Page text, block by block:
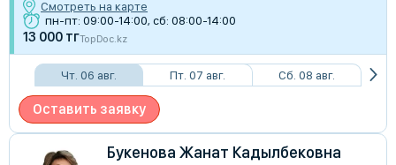
Смотреть на карте
пн-пт: 09:00-14:00, сб: 08:00-14:00
13 000 тгTopDoc.kz
Чт. 06 авг. Пт. 07 авг. Сб. 08 авг.
Оставить заявку
Букенова Жанат Кадылбековна